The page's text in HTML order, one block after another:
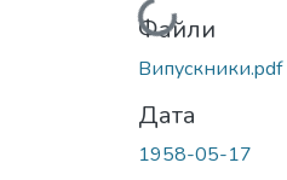
Вантажиться...
Файли
Випускники.pdf
Дата
1958-05-17